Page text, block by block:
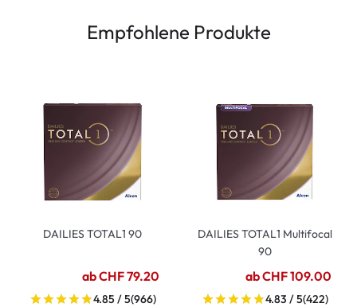
Empfohlene Produkte
DAILIES TOTAL1 90
ab CHF 79.20
4.85 / 5(966)
DAILIES TOTAL1 Multifocal
90
ab CHF 109.00
4.83 / 5(422)